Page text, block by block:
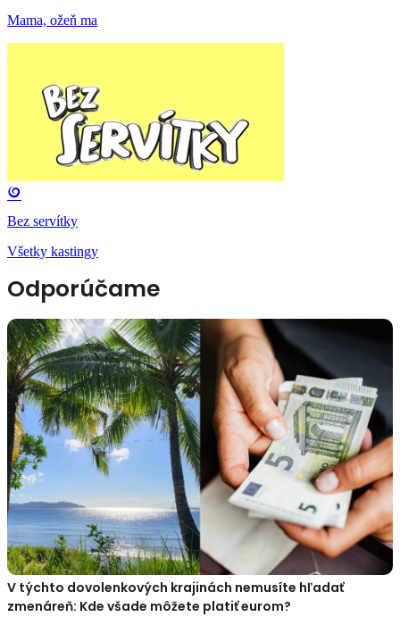
Mama, ožeň ma
Bez servítky
Všetky kastingy
Odporúčame
V týchto dovolenkových krajinách nemusíte hľadať
zmenáreň: Kde všade môžete platiť eurom?